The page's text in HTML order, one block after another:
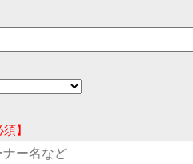
須】